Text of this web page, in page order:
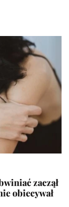
zaczął
obiecywał